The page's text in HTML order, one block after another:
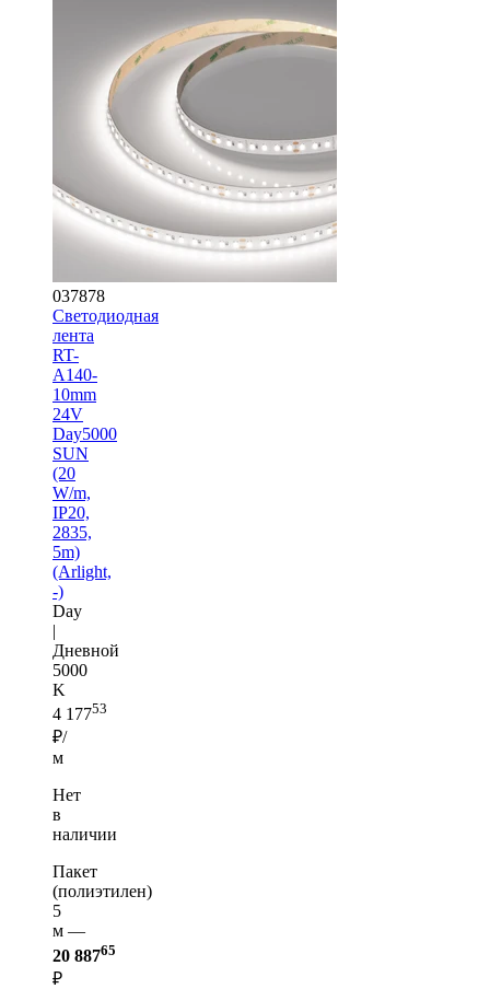
037878
Светодиодная
лента
RT-
A140-
10mm
24V
Day5000
SUN
(20
W/m,
IP20,
2835,
5m)
(Arlight,
-)
Day
|
Дневной
5000
K
4 17753
₽/
м
Нет
в
наличии
Пакет
(полиэтилен)
5
м —
20 88765
₽